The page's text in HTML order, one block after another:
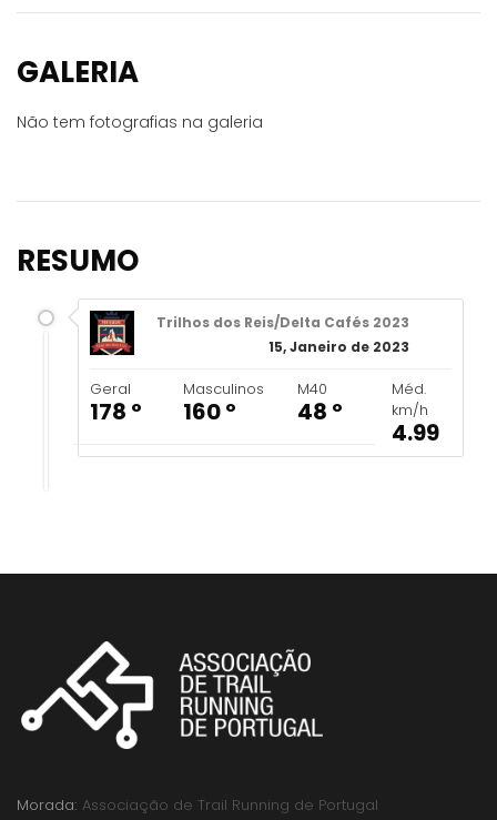
GALERIA
Não tem fotografias na galeria
RESUMO
Trilhos dos Reis/Delta Cafés 2023
15, Janeiro de 2023
Geral
178 º
Masculinos
160 º
M40
48 º
Méd.
km/h
4.99
Morada: Associação de Trail Running de Portugal